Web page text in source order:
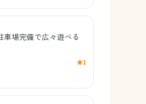
車場完備で広々遊べる
1